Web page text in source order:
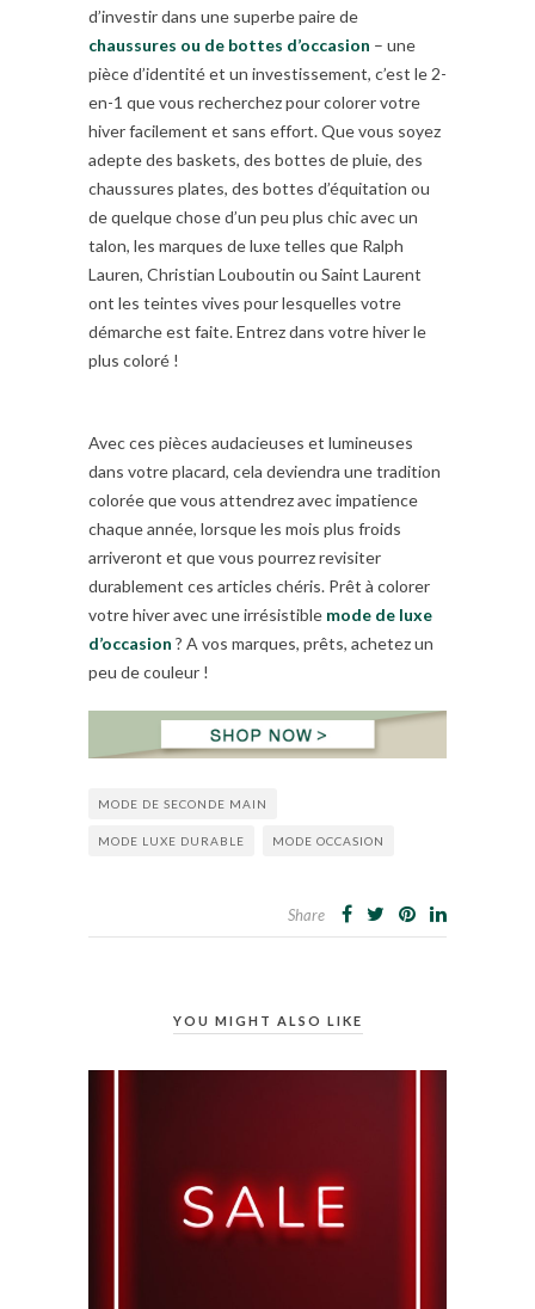
d’investir dans une superbe paire de
chaussures ou de bottes d’occasion – une
pièce d’identité et un investissement, c’est le 2-
en-1 que vous recherchez pour colorer votre
hiver facilement et sans effort. Que vous soyez
adepte des baskets, des bottes de pluie, des
chaussures plates, des bottes d’équitation ou
de quelque chose d’un peu plus chic avec un
talon, les marques de luxe telles que Ralph
Lauren, Christian Louboutin ou Saint Laurent
ont les teintes vives pour lesquelles votre
démarche est faite. Entrez dans votre hiver le
plus coloré !
Avec ces pièces audacieuses et lumineuses
dans votre placard, cela deviendra une tradition
colorée que vous attendrez avec impatience
chaque année, lorsque les mois plus froids
arriveront et que vous pourrez revisiter
durablement ces articles chéris. Prêt à colorer
votre hiver avec une irrésistible mode de luxe
d’occasion ? A vos marques, prêts, achetez un
peu de couleur !
MODE DE SECONDE MAIN
MODE LUXE DURABLE MODE OCCASION
Share
YOU MIGHT ALSO LIKE